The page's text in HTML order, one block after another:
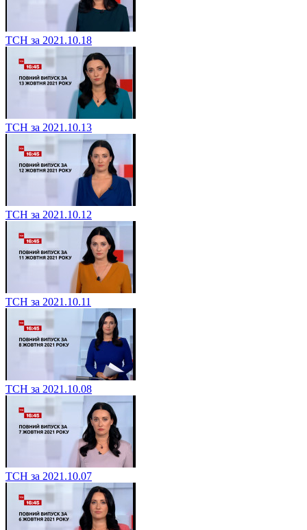
ТСН за 2021.10.18
ТСН за 2021.10.13
ТСН за 2021.10.12
ТСН за 2021.10.11
ТСН за 2021.10.08
ТСН за 2021.10.07